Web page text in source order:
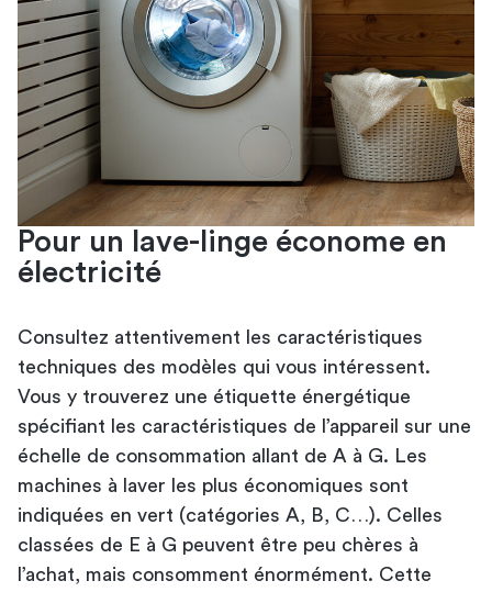
Pour un lave-linge économe en
électricité
Consultez attentivement les caractéristiques
techniques des modèles qui vous intéressent.
Vous y trouverez une étiquette énergétique
spécifiant les caractéristiques de l’appareil sur une
échelle de consommation allant de A à G. Les
machines à laver les plus économiques sont
indiquées en vert (catégories A, B, C…). Celles
classées de E à G peuvent être peu chères à
l’achat, mais consomment énormément. Cette